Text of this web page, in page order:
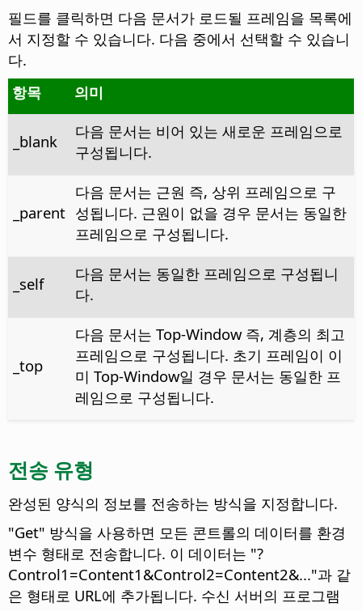
필드를 클릭하면 다음 문서가 로드될 프레임을 목록에
서 지정할 수 있습니다. 다음 중에서 선택할 수 있습니
다.
항목
의미
_blank
다음 문서는 비어 있는 새로운 프레임으로
구성됩니다.
_parent
다음 문서는 근원 즉, 상위 프레임으로 구
성됩니다. 근원이 없을 경우 문서는 동일한
프레임으로 구성됩니다.
_self
다음 문서는 동일한 프레임으로 구성됩니
다.
_top
다음 문서는 Top-Window 즉, 계층의 최고
프레임으로 구성됩니다. 초기 프레임이 이
미 Top-Window일 경우 문서는 동일한 프
레임으로 구성됩니다.
전송 유형
완성된 양식의 정보를 전송하는 방식을 지정합니다.
"Get" 방식을 사용하면 모든 콘트롤의 데이터를 환경
변수 형태로 전송합니다. 이 데이터는 "?
Control1=Content1&Control2=Content2&..."과 같
은 형태로 URL에 추가됩니다. 수신 서버의 프로그램